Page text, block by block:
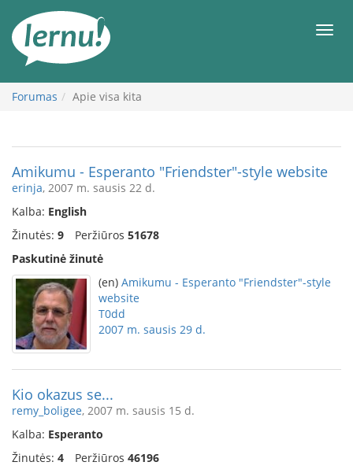
turinį
Forumas Apie visa kita
Amikumu - Esperanto "Friendster"-style website
erinja, 2007 m. sausis 22 d.
Kalba: English
Žinutės: 9 Peržiūros 51678
Paskutinė žinutė
(en) Amikumu - Esperanto "Friendster"-style
website
T0dd
2007 m. sausis 29 d.
Kio okazus se...
remy_boligee, 2007 m. sausis 15 d.
Kalba: Esperanto
Žinutės: 4 Peržiūros 46196